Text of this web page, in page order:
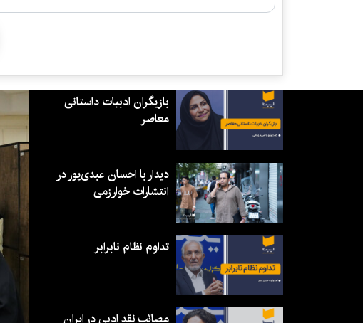
بازیگران ادبیات داستانی
معاصر
دیدار با احسان عبدی‌پور در
انتشارات خوارزمی
تداوم نظام نابرابر